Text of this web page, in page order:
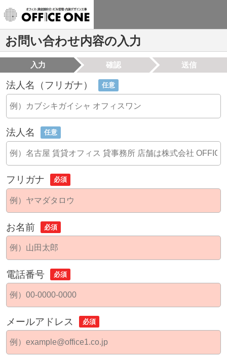
お問い合わせ内容の入力
入力 確認 送信
法人名（フリガナ） 任意
法人名 任意
フリガナ 必須
お名前 必須
電話番号 必須
メールアドレス 必須